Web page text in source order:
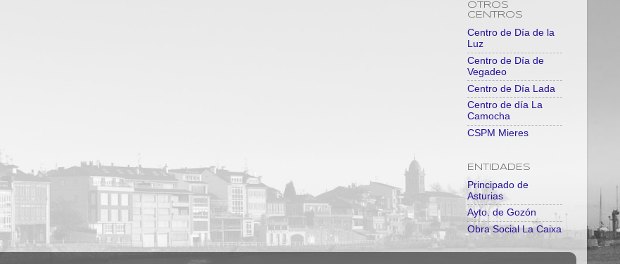
OTROS
CENTROS
Centro de Día de la
Luz
Centro de Día de
Vegadeo
Centro de Día Lada
Centro de día La
Camocha
CSPM Mieres
ENTIDADES
Principado de
Asturias
Ayto. de Gozón
Obra Social La Caixa